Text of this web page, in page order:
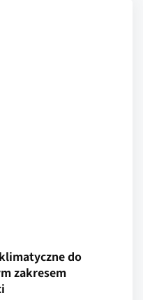
do
zakresem